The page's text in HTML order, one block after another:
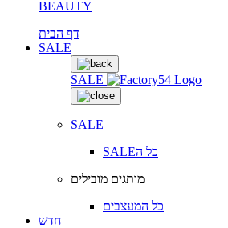
BEAUTY
דף הבית
SALE
SALE
SALE
SALEכל ה
מותגים מובילים
כל המעצבים
חדש